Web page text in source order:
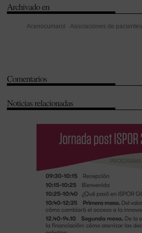
Archivado en
Acenocumarol - Asociaciones de pacientes
Comentarios
Noticias relacionadas